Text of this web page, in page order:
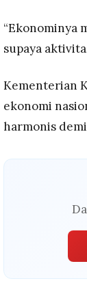
“Ekonominya
supaya
Kementerian
ekonomi
harmonis